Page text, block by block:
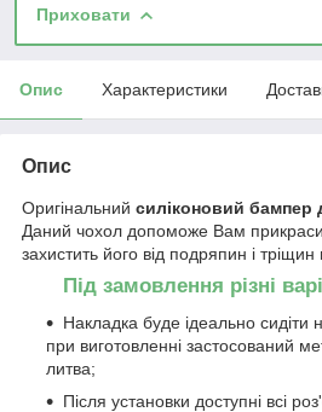
Приховати
Опис Характеристики
Опис
Оригінальний силіконовий бампер
Даний чохол допоможе Вам
захистить його від подряпин і тріщин
Під замовлення різні
Накладка буде ідеально сидіти
при виготовленні застосований
литва;
Після установки доступні всі